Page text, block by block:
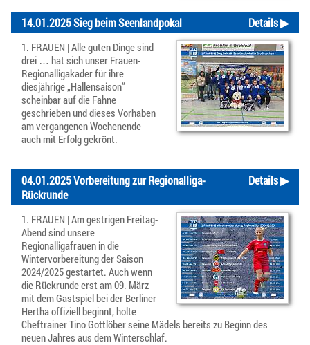
Details ▶
14.01.2025 Sieg beim Seenlandpokal
1. FRAUEN | Alle guten Dinge sind
drei … hat sich unser Frauen-
Regionalligakader für ihre
diesjährige „Hallensaison“
scheinbar auf die Fahne
geschrieben und dieses Vorhaben
am vergangenen Wochenende
auch mit Erfolg gekrönt.
Details ▶
04.01.2025 Vorbereitung zur Regionalliga-
Rückrunde
1. FRAUEN | Am gestrigen Freitag-
Abend sind unsere
Regionalligafrauen in die
Wintervorbereitung der Saison
2024/2025 gestartet. Auch wenn
die Rückrunde erst am 09. März
mit dem Gastspiel bei der Berliner
Hertha offiziell beginnt, holte
Cheftrainer Tino Gottlöber seine Mädels bereits zu Beginn des
neuen Jahres aus dem Winterschlaf.